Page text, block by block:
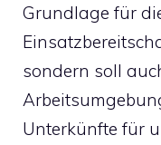
Grundlage für
sondern soll
Unterkünfte für